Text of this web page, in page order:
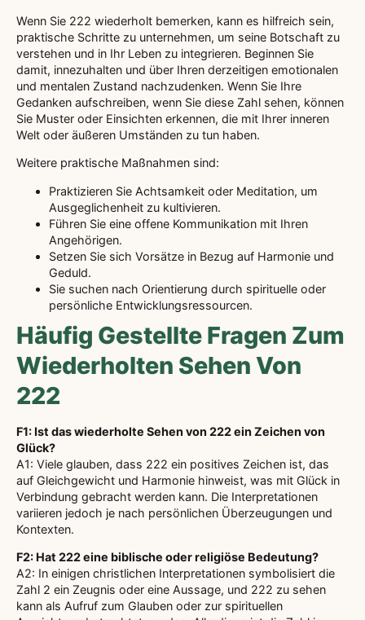
Wenn Sie 222 wiederholt bemerken, kann es hilfreich sein,
praktische Schritte zu unternehmen, um seine Botschaft zu
verstehen und in Ihr Leben zu integrieren. Beginnen Sie
damit, innezuhalten und über Ihren derzeitigen emotionalen
und mentalen Zustand nachzudenken. Wenn Sie Ihre
Gedanken aufschreiben, wenn Sie diese Zahl sehen, können
Sie Muster oder Einsichten erkennen, die mit Ihrer inneren
Welt oder äußeren Umständen zu tun haben.
Weitere praktische Maßnahmen sind:
Praktizieren Sie Achtsamkeit oder Meditation, um
Ausgeglichenheit zu kultivieren.
Führen Sie eine offene Kommunikation mit Ihren
Angehörigen.
Setzen Sie sich Vorsätze in Bezug auf Harmonie und
Geduld.
Sie suchen nach Orientierung durch spirituelle oder
persönliche Entwicklungsressourcen.
Häufig Gestellte Fragen Zum
Wiederholten Sehen Von
222
F1: Ist das wiederholte Sehen von 222 ein Zeichen von
Glück?
A1: Viele glauben, dass 222 ein positives Zeichen ist, das
auf Gleichgewicht und Harmonie hinweist, was mit Glück in
Verbindung gebracht werden kann. Die Interpretationen
variieren jedoch je nach persönlichen Überzeugungen und
Kontexten.
F2: Hat 222 eine biblische oder religiöse Bedeutung?
A2: In einigen christlichen Interpretationen symbolisiert die
Zahl 2 ein Zeugnis oder eine Aussage, und 222 zu sehen
kann als Aufruf zum Glauben oder zur spirituellen